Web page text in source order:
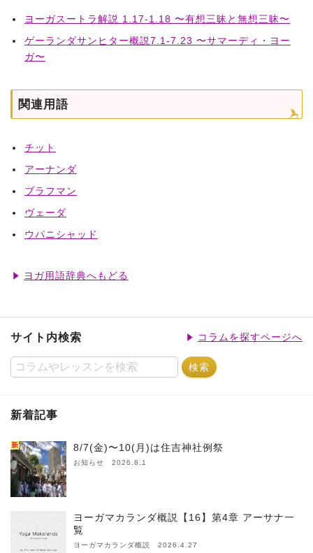
ヨーガスートラ解説 1.17-1.18 〜有想三昧と無想三昧〜
ゲーランダサンヒター概説7.1-7.23 〜サマーディ・ヨー
ガ〜
関連用語
チット
アーナンダ
ブラフマン
ヴェーダ
ウパニシャッド
ヨガ用語辞典へもどる
サイト内検索 コラムを探すページへ
新着記事
新 8/7(金)〜10(月)は住吉神社例祭
お知らせ 2026.8.1
ヨーガマカランダ概説【16】第4章 アーサナ一
覧
ヨーガマカランダ概説 2026.4.27